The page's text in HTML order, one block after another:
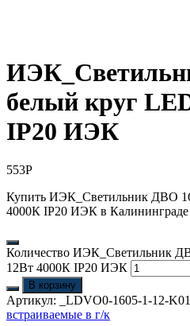
белый круг
IP20 ИЭК
553Р
Купить ИЭК_Светильник ДВО
4000К IP20 ИЭК в Калининграде
Количество ИЭК_Светильник
12Вт 4000К IP20 ИЭК
В корзину
Артикул: _LDVO0-1605-1-12-K01
встраиваемые в г/к